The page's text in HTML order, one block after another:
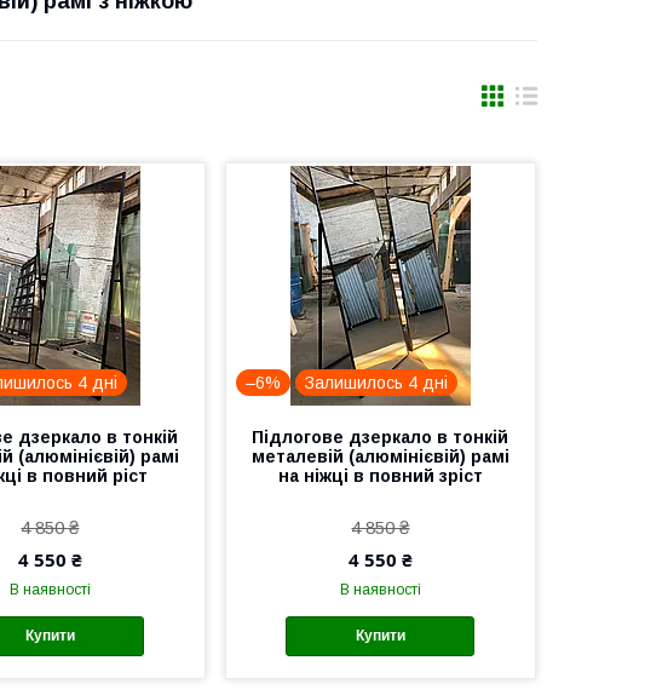
4 дні
дзеркало в тонкій
(алюмінієвій) рамі
в повний ріст
4 850 ₴
4 550 ₴
В наявності
Купити
–6% Залишилось 4 дні
Підлогове дзеркало в тонкій
металевій (алюмінієвій) рамі
на ніжці в повний зріст
4 850 ₴
4 550 ₴
В наявності
Купити